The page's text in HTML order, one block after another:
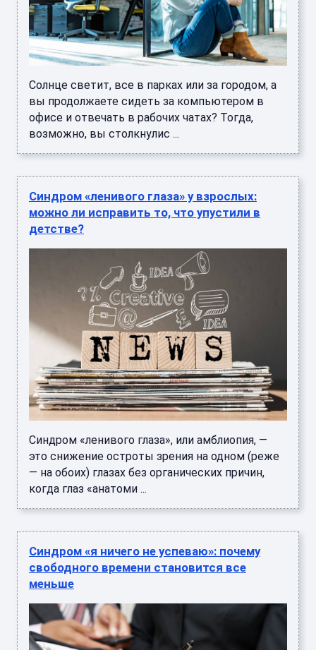
Солнце светит, все в парках или за городом, а
вы продолжаете сидеть за компьютером в
офисе и отвечать в рабочих чатах? Тогда,
возможно, вы столкнулис ...
Синдром «ленивого глаза» у взрослых:
можно ли исправить то, что упустили в
детстве?
Синдром «ленивого глаза», или амблиопия, —
это снижение остроты зрения на одном (реже
— на обоих) глазах без органических причин,
когда глаз «анатоми ...
Синдром «я ничего не успеваю»: почему
свободного времени становится все
меньше